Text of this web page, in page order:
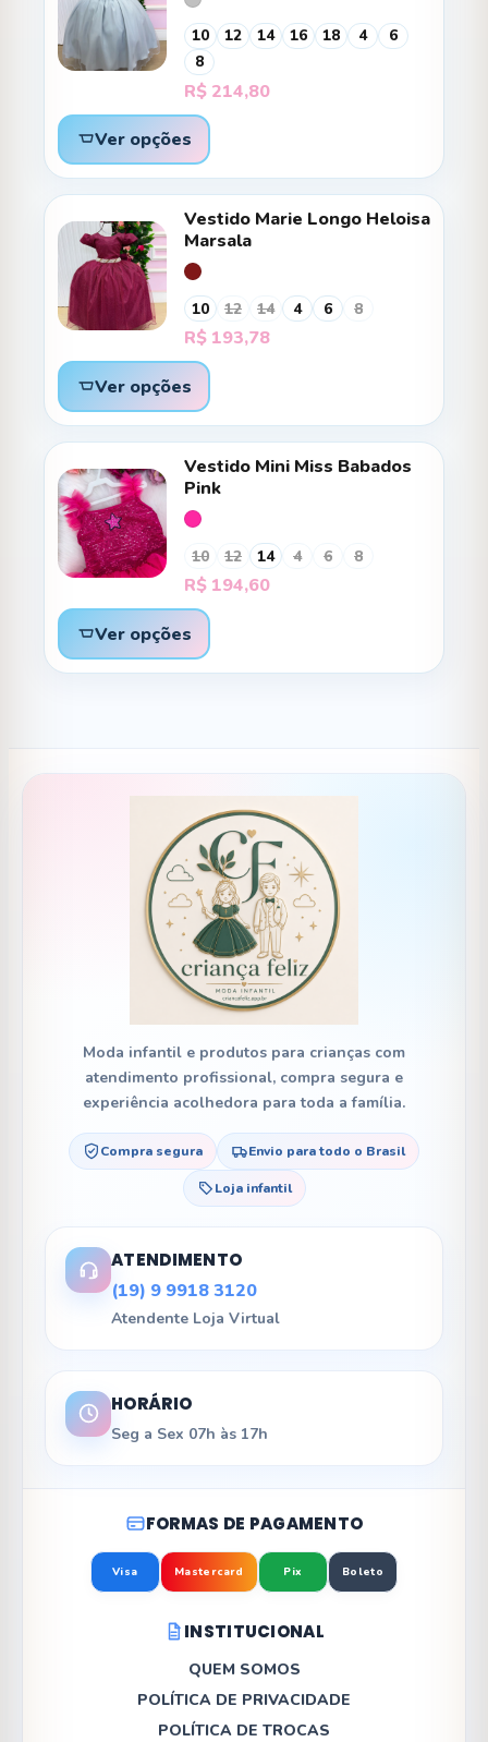
10 12 14 16 18 4
6
8
R$ 214,80
Ver opções
Vestido Marie Longo Heloisa
Marsala
10 12 14 4 6 8
R$ 193,78
Ver opções
Vestido Mini Miss Babados
Pink
10 12 14 4 6 8
R$ 194,60
Ver opções
Moda infantil e produtos para crianças com
atendimento profissional, compra segura e
experiência acolhedora para toda a família.
Compra segura Envio para todo o Brasil
Loja infantil
ATENDIMENTO
(19) 9 9918 3120
Atendente Loja Virtual
HORÁRIO
Seg a Sex 07h às 17h
FORMAS DE PAGAMENTO
Visa Mastercard Pix Boleto
INSTITUCIONAL
QUEM SOMOS
POLÍTICA DE PRIVACIDADE
POLÍTICA DE TROCAS